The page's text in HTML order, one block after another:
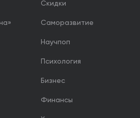
Скидки
Саморазвитие
Научпоп
Психология
Бизнес
Финансы